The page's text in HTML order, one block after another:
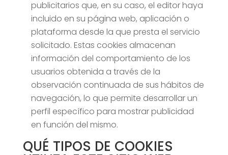
publicitarios que, en su caso, el editor haya
incluido en su página web, aplicación o
plataforma desde la que presta el servicio
solicitado. Estas cookies almacenan
información del comportamiento de los
usuarios obtenida a través de la
observación continuada de sus hábitos de
navegación, lo que permite desarrollar un
perfil específico para mostrar publicidad
en función del mismo.
QUÉ TIPOS DE COOKIES